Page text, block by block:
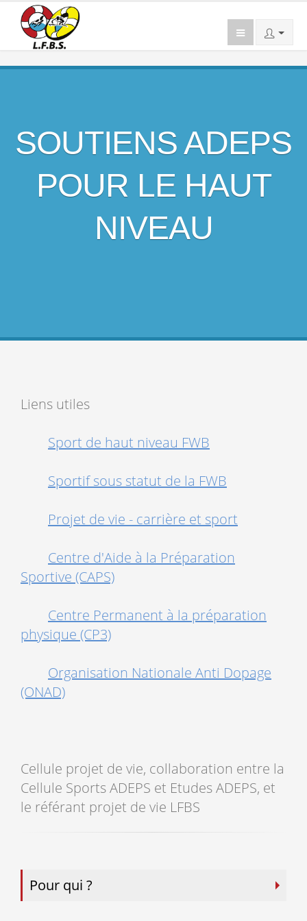
SOUTIENS ADEPS
POUR LE HAUT
NIVEAU
Liens utiles
Sport de haut niveau FWB
Sportif sous statut de la FWB
Projet de vie - carrière et sport
Centre d'Aide à la Préparation
Sportive (CAPS)
Centre Permanent à la préparation
physique (CP3)
Organisation Nationale Anti Dopage
(ONAD)
Cellule projet de vie, collaboration entre la
Cellule Sports ADEPS et Etudes ADEPS, et
le référant projet de vie LFBS
Pour qui ?